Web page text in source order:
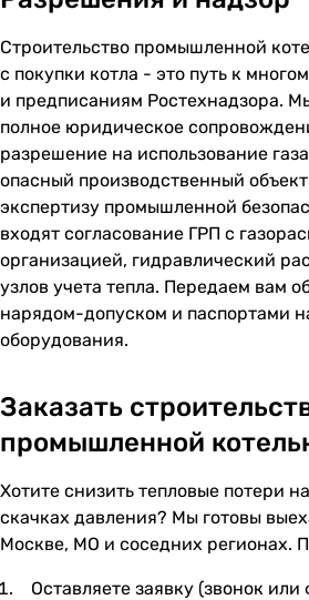
Строительство промышленной
с покупки котла - это путь к
и предписаниям Ростехнадзора.
полное юридическое
разрешение на использование
опасный производственный
экспертизу промышленной
входят согласование ГРП с
организацией, гидравлический
узлов учета тепла. Передаем вам
нарядом-допуском и паспортами
оборудования.
Заказать
промышленной
Хотите снизить тепловые потери
скачках давления? Мы готовы
Москве, МО и соседних регионах.
Оставляете заявку (звонок